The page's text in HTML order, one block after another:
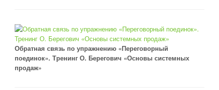
Обратная связь по упражнению «Переговорный
поединок». Тренинг О. Берегович «Основы системных
продаж»